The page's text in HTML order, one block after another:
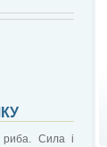
Сила і